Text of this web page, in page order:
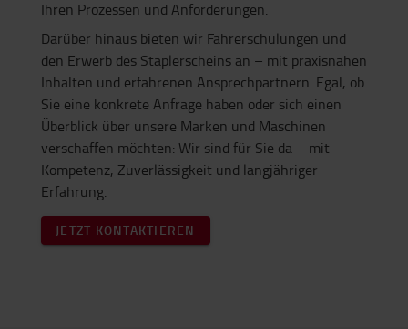
Ihren Prozessen und Anforderungen.
Darüber hinaus bieten wir Fahrerschulungen und
den Erwerb des Staplerscheins an – mit praxisnahen
Inhalten und erfahrenen Ansprechpartnern. Egal, ob
Sie eine konkrete Anfrage haben oder sich einen
Überblick über unsere Marken und Maschinen
verschaffen möchten: Wir sind für Sie da – mit
Kompetenz, Zuverlässigkeit und langjähriger
Erfahrung.
JETZT KONTAKTIEREN